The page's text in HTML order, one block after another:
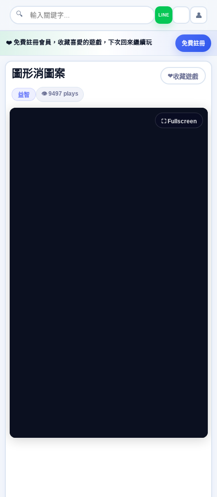
🔍 LINE 👤
❤️ 免費註冊會員，收藏喜愛的遊戲，下次回來繼續玩 免費註冊
圖形消圖案 ❤收藏遊戲
益智 👁 9497 plays
⛶ Fullscreen